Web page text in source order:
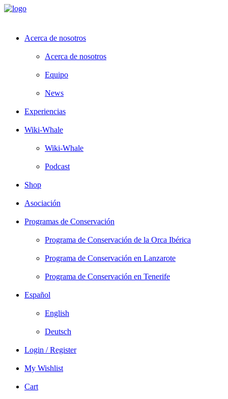
Acerca de nosotros
Acerca de nosotros
Equipo
News
Experiencias
Wiki-Whale
Wiki-Whale
Podcast
Shop
Asociación
Programas de Conservación
Programa de Conservación de la Orca Ibérica
Programa de Conservación en Lanzarote
Programa de Conservación en Tenerife
Español
English
Deutsch
Login / Register
My Wishlist
Cart